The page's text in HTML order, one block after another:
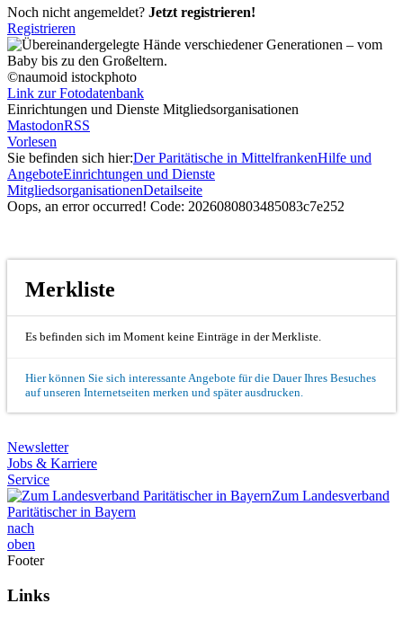
Noch nicht angemeldet? Jetzt registrieren!
Registrieren
©naumoid istockphoto
Link zur Fotodatenbank
Einrichtungen und Dienste Mitgliedsorganisationen
MastodonRSS
Vorlesen
Sie befinden sich hier:Der Paritätische in MittelfrankenHilfe und
AngeboteEinrichtungen und Dienste
MitgliedsorganisationenDetailseite
Oops, an error occurred! Code: 2026080803485083c7e252
Merkliste
Es befinden sich im Moment keine Einträge in der Merkliste.
Hier können Sie sich interessante Angebote für die Dauer Ihres Besuches
auf unseren Internetseiten merken und später ausdrucken.
Newsletter
Jobs & Karriere
Service
Zum Landesverband
Paritätischer in Bayern
nach
oben
Footer
Links